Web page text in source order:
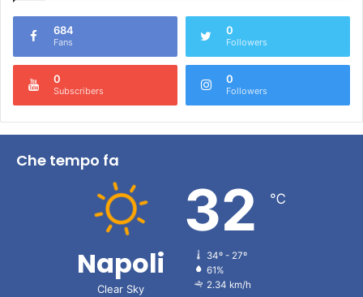
684
Fans
0
Followers
0
Subscribers
0
Followers
Che tempo fa
Napoli
Clear Sky
32 ℃
34º - 27º
61%
2.34 km/h